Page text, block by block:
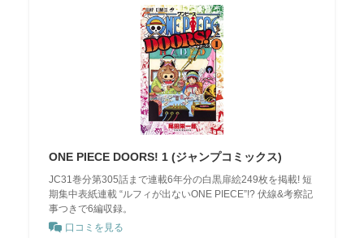
ONE PIECE DOORS! 1 (ジャンプコミックス)
JC31巻分第305話まで連載6年分の白黒扉絵249枚を掲載! 短
期集中表紙連載 “ルフィが出ないONE PIECE”!? 伏線&考察記
事つきで6編収録。
口コミを見る